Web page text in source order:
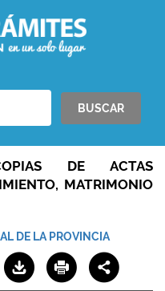
BUSCAR
DE ACTAS
MATRIMONIO
DE LA PROVINCIA